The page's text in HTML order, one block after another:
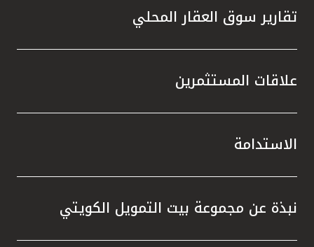
تقارير سوق العقار المحلي
علاقات المستثمرين
الاستدامة
نبذة عن مجموعة بيت التمويل الكويتي